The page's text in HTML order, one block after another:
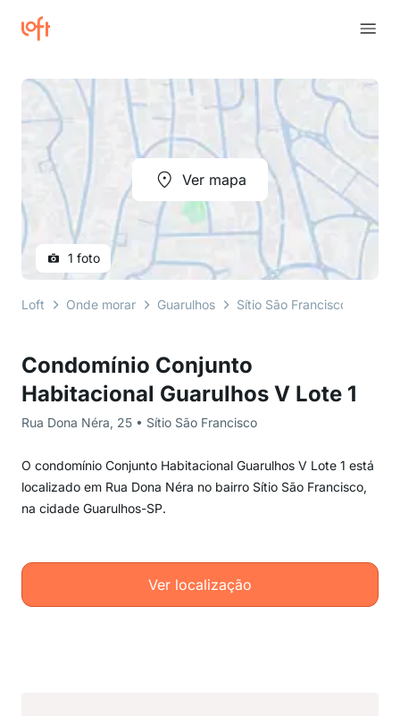
Condomínio Conjunto
Habitacional Guarulhos V Lote 1
Rua Dona Néra, 25 • Sítio São Francisco
O condomínio Conjunto Habitacional Guarulhos V Lote 1 está
localizado em Rua Dona Néra no bairro Sítio São Francisco,
na cidade Guarulhos-SP.
Ver localização
Ver mapa
1 foto
Loft Onde morar Guarulhos Sítio São Francisco